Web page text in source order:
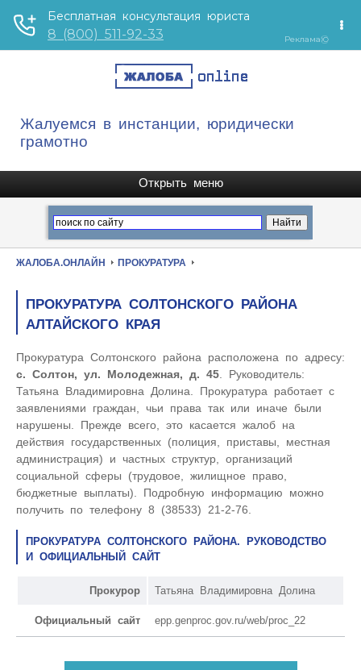
Жалуемся в инстанции, юридически
грамотно
ЖАЛОБА.ОНЛАЙН ПРОКУРАТУРА
ПРОКУРАТУРА СОЛТОНСКОГО РАЙОНА
АЛТАЙСКОГО КРАЯ
Прокуратура Солтонского района расположена по адресу:
с. Солтон, ул. Молодежная, д. 45 . Руководитель:
Татьяна Владимировна Долина. Прокуратура работает с
заявлениями граждан, чьи права так или иначе были
нарушены. Прежде всего, это касается жалоб на
действия государственных (полиция, приставы, местная
администрация) и частных структур, организаций
социальной сферы (трудовое, жилищное право,
бюджетные выплаты). Подробную информацию можно
получить по телефону 8 (38533) 21-2-76.
ПРОКУРАТУРА СОЛТОНСКОГО РАЙОНА. РУКОВОДСТВО
И ОФИЦИАЛЬНЫЙ САЙТ
Прокурор Татьяна Владимировна Долина
Официальный сайт epp.genproc.gov.ru/web/proc_22